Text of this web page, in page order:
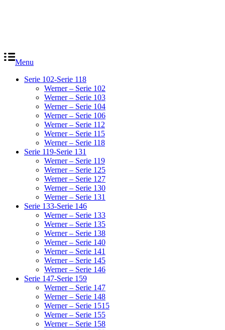
Menu
Serie 102-Serie 118
Werner – Serie 102
Werner – Serie 103
Werner – Serie 104
Werner – Serie 106
Werner – Serie 112
Werner – Serie 115
Werner – Serie 118
Serie 119-Serie 131
Werner – Serie 119
Werner – Serie 125
Werner – Serie 127
Werner – Serie 130
Werner – Serie 131
Serie 133-Serie 146
Werner – Serie 133
Werner – Serie 135
Werner – Serie 138
Werner – Serie 140
Werner – Serie 141
Werner – Serie 145
Werner – Serie 146
Serie 147-Serie 159
Werner – Serie 147
Werner – Serie 148
Werner – Serie 1515
Werner – Serie 155
Werner – Serie 158